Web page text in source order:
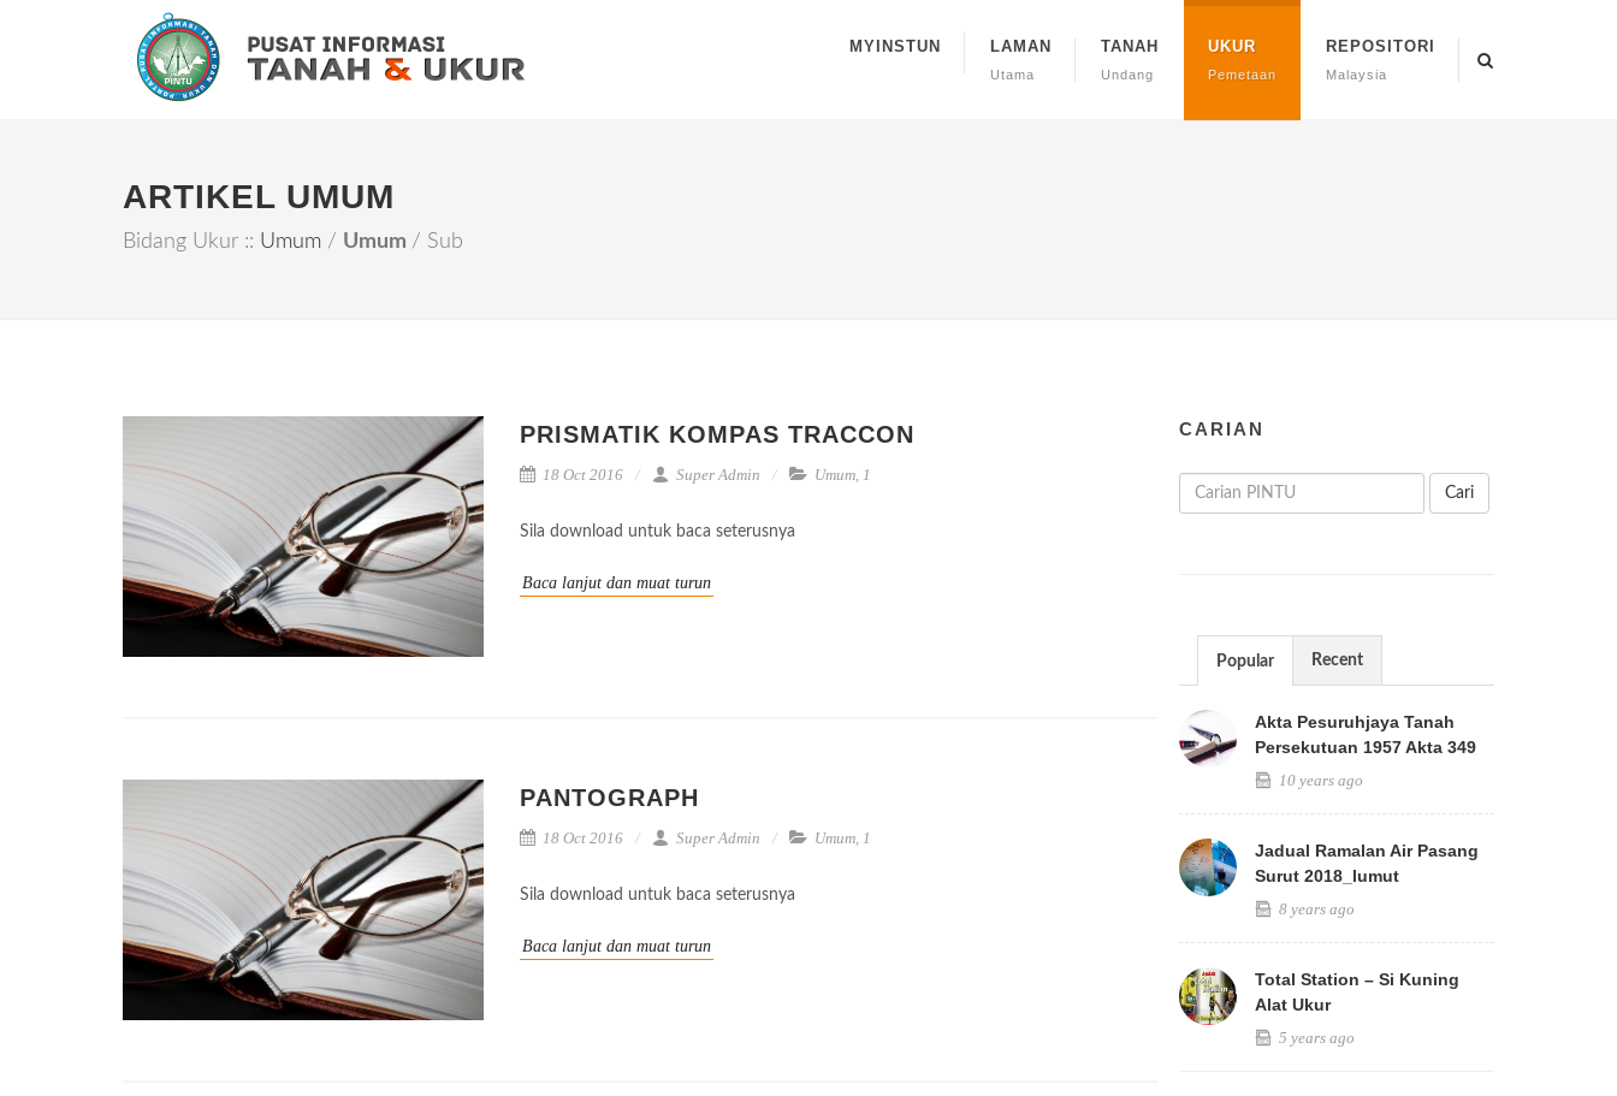
MYINSTUN LAMAN
Utama
TANAH
Undang
UKUR
Pemetaan
REPOSITORI
Malaysia
ARTIKEL UMUM
Bidang Ukur :: Umum / Umum / Sub
PRISMATIK KOMPAS TRACCON
18 Oct 2016 Super Admin Umum, 1
Sila download untuk baca seterusnya
Baca lanjut dan muat turun
PANTOGRAPH
18 Oct 2016 Super Admin Umum, 1
Sila download untuk baca seterusnya
Baca lanjut dan muat turun
CARIAN
Cari
Popular Recent
Akta Pesuruhjaya Tanah
Persekutuan 1957 Akta 349
10 years ago
Jadual Ramalan Air Pasang
Surut 2018_lumut
8 years ago
Total Station – Si Kuning
Alat Ukur
5 years ago